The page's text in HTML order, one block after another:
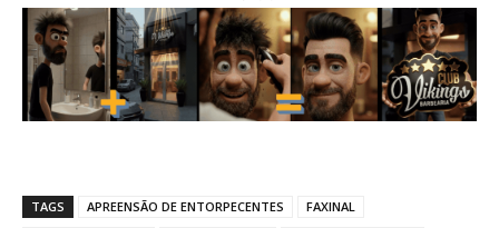
TAGS APREENSÃO DE ENTORPECENTES
FAXINAL